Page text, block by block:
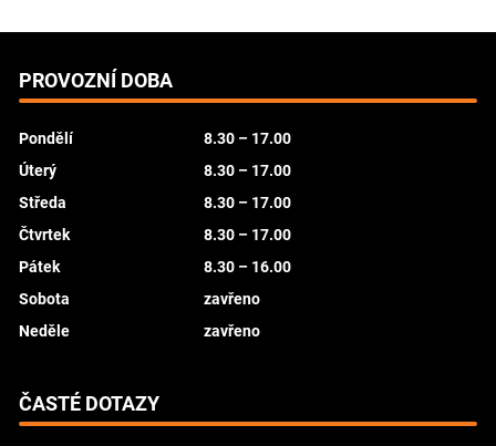
PROVOZNÍ DOBA
Pondělí
8.30 – 17.00
Úterý
8.30 – 17.00
Středa
8.30 – 17.00
Čtvrtek
8.30 – 17.00
Pátek
8.30 – 16.00
Sobota
zavřeno
Neděle
zavřeno
ČASTÉ DOTAZY